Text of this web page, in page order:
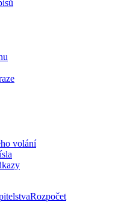
volání
Rozpočet